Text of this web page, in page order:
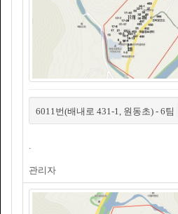
6011번(배내로 431-1, 원동초) - 6팀
.
관리자